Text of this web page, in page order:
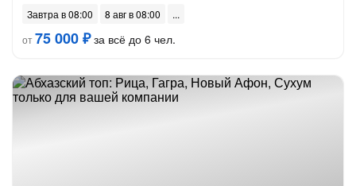
Завтра в 08:00
8 авг в 08:00
от75 000 ₽за всё до 6 чел.